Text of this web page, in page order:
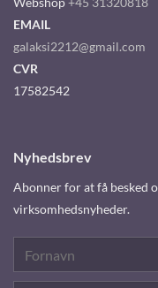
EMAIL
galaksi2212@gmail.com
CVR
17582542
Nyhedsbrev
Abonner for at få besked
virksomhedsnyheder.